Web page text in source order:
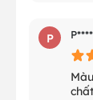
P